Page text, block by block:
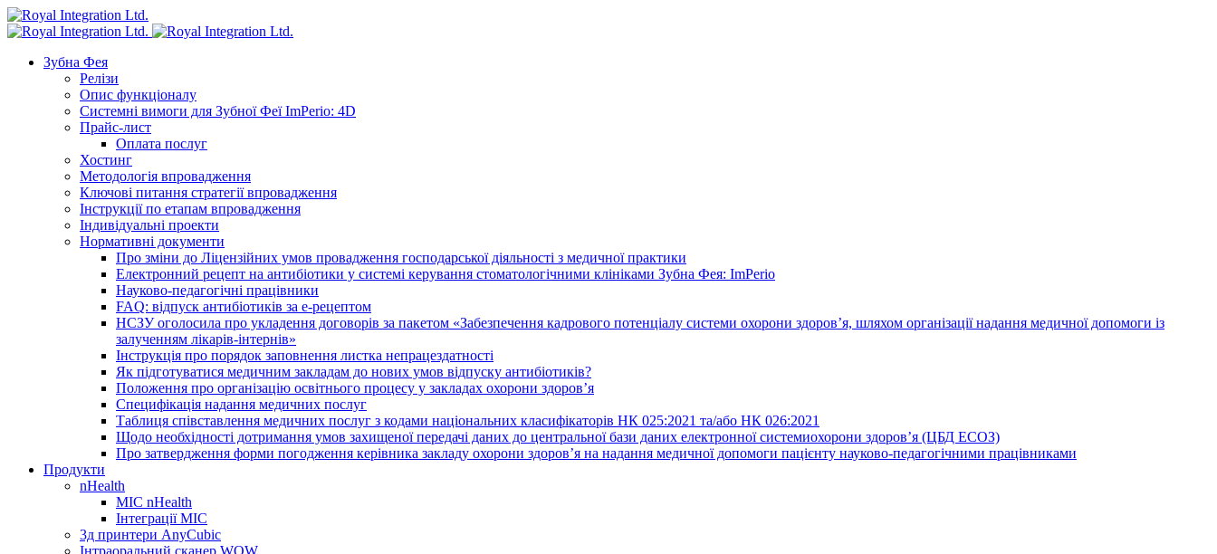
Зубна Фея
Релізи
Опис функціоналу
Системні вимоги для Зубної Феї ImPerio: 4D
Прайс-лист
Оплата послуг
Хостинг
Методологія впровадження
Ключові питання стратегії впровадження
Інструкції по етапам впровадження
Індивідуальні проекти
Нормативні документи
Про зміни до Ліцензійних умов провадження господарської діяльності з медичної практики
Електронний рецепт на антибіотики у системі керування стоматологічними клініками Зубна Фея: ImPerio
Науково-педагогічні працівники
FAQ: відпуск антибіотиків за е-рецептом
НСЗУ оголосила про укладення договорів за пакетом «Забезпечення кадрового потенціалу системи охорони здоров’я, шляхом організації надання медичної допомоги із
залученням лікарів-інтернів»
Інструкція про порядок заповнення листка непрацездатності
Як підготуватися медичним закладам до нових умов відпуску антибіотиків?
Положення про організацію освітнього процесу у закладах охорони здоров’я
Специфікація надання медичних послуг
Таблиця співставлення медичних послуг з кодами національних класифікаторів НК 025:2021 та/або НК 026:2021
Щодо необхідності дотримання умов захищеної передачі даних до центральної бази даних електронної системиохорони здоров’я (ЦБД ЕСОЗ)
Про затвердження форми погодження керівника закладу охорони здоров’я на надання медичної допомоги пацієнту науково-педагогічними працівниками
Продукти
nHealth
МІС nHealth
Інтеграції МІС
3д принтери AnyCubic
Інтраоральний сканер WOW